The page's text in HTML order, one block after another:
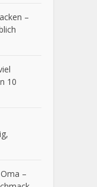
–
10
–